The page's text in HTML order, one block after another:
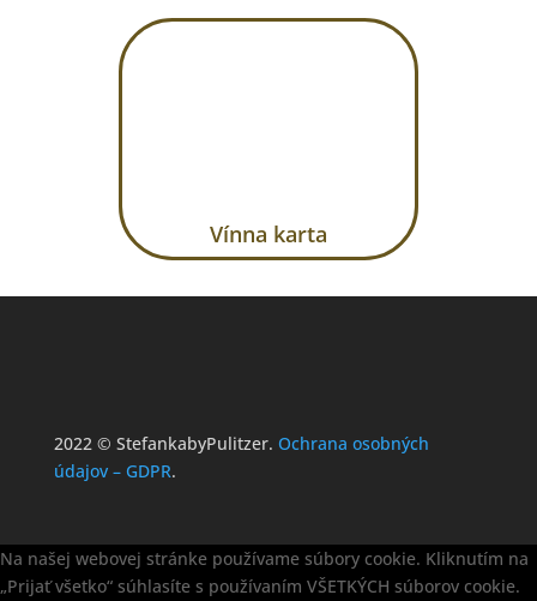
Vínna karta
2022 © StefankabyPulitzer. Ochrana osobných
údajov – GDPR.
Na našej webovej stránke používame súbory cookie. Kliknutím na
„Prijať všetko“ súhlasíte s používaním VŠETKÝCH súborov cookie.